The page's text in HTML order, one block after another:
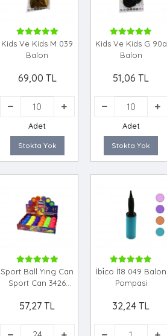
Kids Ve Kids M 039
Balon
69,00 TL
Adet
Stokta Yok
Kids Ve Kids G 90a
Balon
51,06 TL
Adet
Stokta Yok
Sport Ball Ying Can
Sport Can 3426
Top
57,27 TL
İbi̇co İ18 049 Balon
Pompasi
32,24 TL